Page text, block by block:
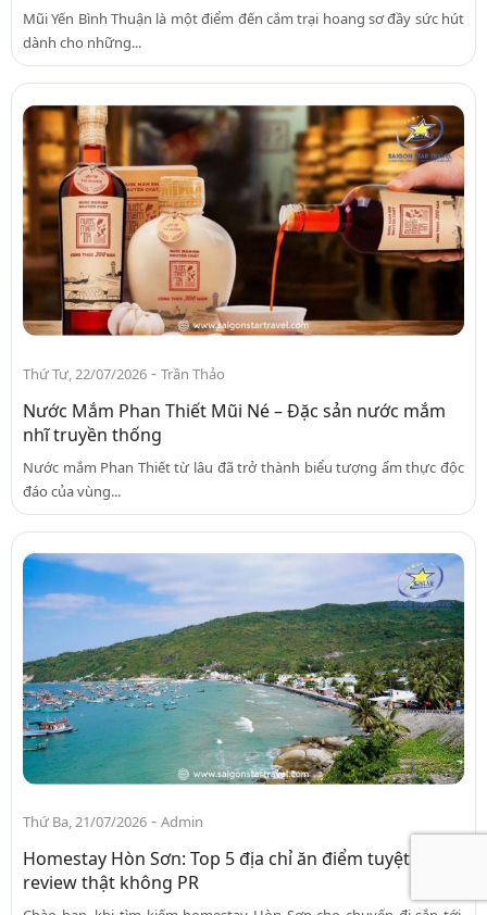
Mũi Yến Bình Thuận là một điểm đến cắm trại hoang sơ đầy sức hút
dành cho những...
Thứ Tư, 22/07/2026 - Trần Thảo
Nước Mắm Phan Thiết Mũi Né – Đặc sản nước mắm
nhĩ truyền thống
Nước mắm Phan Thiết từ lâu đã trở thành biểu tượng ẩm thực độc
đáo của vùng...
Thứ Ba, 21/07/2026 - Admin
Homestay Hòn Sơn: Top 5 địa chỉ ăn điểm tuyệt đối,
review thật không PR